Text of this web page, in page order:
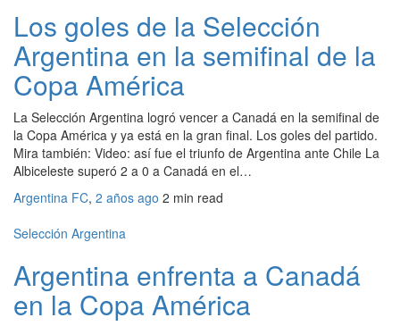
Los goles de la Selección
Argentina en la semifinal de la
Copa América
La Selección Argentina logró vencer a Canadá en la semifinal de
la Copa América y ya está en la gran final. Los goles del partido.
Mira también: Video: así fue el triunfo de Argentina ante Chile La
Albiceleste superó 2 a 0 a Canadá en el…
Argentina FC, 2 años ago 2 min read
Selección Argentina
Argentina enfrenta a Canadá
en la Copa América